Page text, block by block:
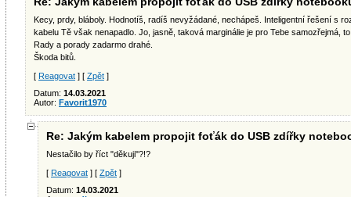
Kecy, prdy, bláboly. Hodnotíš, radíš nevyžádané, nechápeš. Inteligentní řešení s
kabelu Tě však nenapadlo. Jo, jasně, taková marginálie je pro Tebe samozřejmá,
Rady a porady zadarmo drahé.
Škoda bitů.
[ Reagovat ] [ Zpět ]
Datum: 14.03.2021
Autor: Favorit1970
Re: Jakým kabelem propojit foťák do USB zdířky
Nestačilo by říct "děkuji"?!?
[ Reagovat ] [ Zpět ]
Datum: 14.03.2021